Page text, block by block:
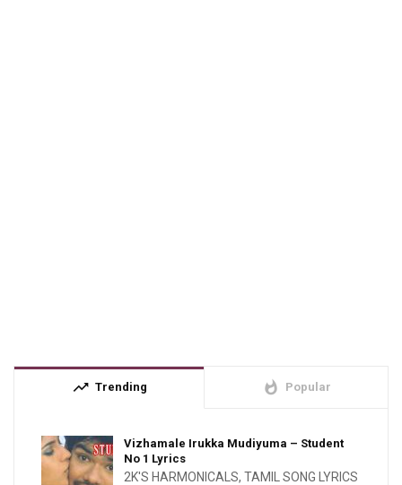
trending_up Trending whatshot Popular
Vizhamale Irukka Mudiyuma – Student
No 1 Lyrics
2K'S HARMONICALS, TAMIL SONG LYRICS